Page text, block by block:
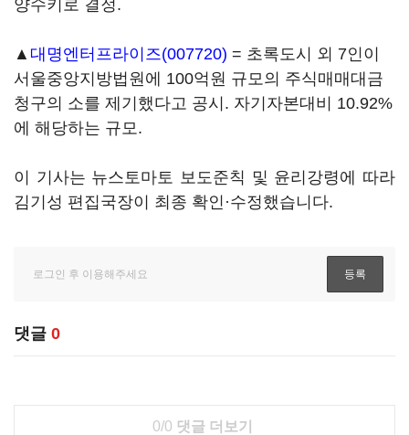
양수키로 결정.
▲ 대명엔터프라이즈(007720) = 초록도시 외 7인이
서울중앙지방법원에 100억원 규모의 주식매매대금
청구의 소를 제기했다고 공시. 자기자본대비 10.92%
에 해당하는 규모.
이 기사는 뉴스토마토 보도준칙 및 윤리강령에 따라
김기성 편집국장이 최종 확인·수정했습니다.
댓글 0
0/0 댓글 더보기